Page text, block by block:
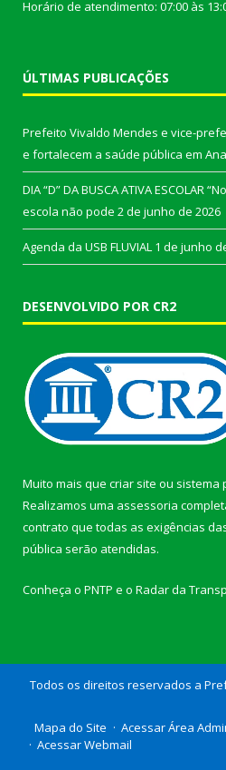
Horário de atendimento: 07:00 às
ÚLTIMAS PUBLICAÇÕES
Prefeito Vivaldo Mendes e vice-
e fortalecem a saúde pública em
DIA “D” DA BUSCA ATIVA ESCOLAR
escola não pode 2 de junho de 2026
Agenda da USB FLUVIAL 1 de junho
DESENVOLVIDO POR CR2
Muito mais que criar site ou sistema
Realizamos uma assessoria
contrato que todas as exigências
pública serão atendidas.
Conheça o PNTP e o Radar da
Todos os direitos reservados a
Mapa do Site
Acessar Área
Acessar Webmail